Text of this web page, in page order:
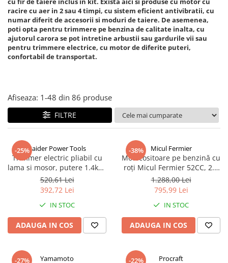
Piese si consumabile pentru
DRUJBE
Piese si consumabile pentru
MOTOCOSITORI
Plantatoare + Semanatori
Sere si solarii
Tocatoare fan, crengi, tulpini
Echipamente cu Acumulatori 18V
Detoolz
Electrozi
Fierastraie electrice
Freze de zapada
Generatoare
Lampi solare
Masini de slefuit
Malaxoare
Macarale si electopalane
Masini de tencuit
Masini de taiat placi ceramice /
Masini de canelat
Menghine
Aeroterme
Aer conditionat
Calorifere electrice
Convectoare
Purificatoare aer
Tunuri de caldura
Ventilatoare
Ventilatoare Industriale
Chiuvete bucatarie
Deshidratoare
Dozatoare de apa
Espressoare, cafetiere si rasnite
Fiare de calcat / Mese pentru
Forme de prajituri
Hote Decorative
racire cu aer in 2 sau 4 timpi, cu sistem eficient antivibratii, cu
numar diferit de accesorii si moduri de taiere. De asemenea,
poti opta pentru trimmere pe benzina de calitate inalta, cu
ajutorul carora se pot intretine arbustii sau gardurile vii sau
pentru trimmere electrice, cu motor de diferite puteri,
confortabil de transportat.
Afiseaza: 1-48 din 86 produse
FILTRE
-25%Raider Power Tools
Trimmer electric pliabil cu
lama si mosor, putere 1.4kW,
turatie 7500 rpm, RD-EBC10
520,61 Lei
392,72 Lei
IN STOC
ADAUGA IN COS
-38% Micul Fermier
Motocositoare pe benzină cu
roți Micul Fermier 52CC, 2.5
CP, tija 28 mm, pornire Easy
Start, diametru tăiere 255 mm
1.288,00 Lei
795,99 Lei
IN STOC
ADAUGA IN COS
-27% Yamamoto -22% Procraft